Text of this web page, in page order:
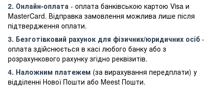
2. Онлайн-оплата - оплата банківською картою Visa и
MasterCard. Відправка замовлення можлива лише після
підтвердження оплати.
3. Безготівковий рахунок для фізичних/юридичних осіб -
оплата здійснюється в касі любого банку або з
розрахункового рахунку згідно реквізитів.
4. Наложним платежем (за вирахування передплати) у
відділенні Нової Пошти або Meest Пошти.